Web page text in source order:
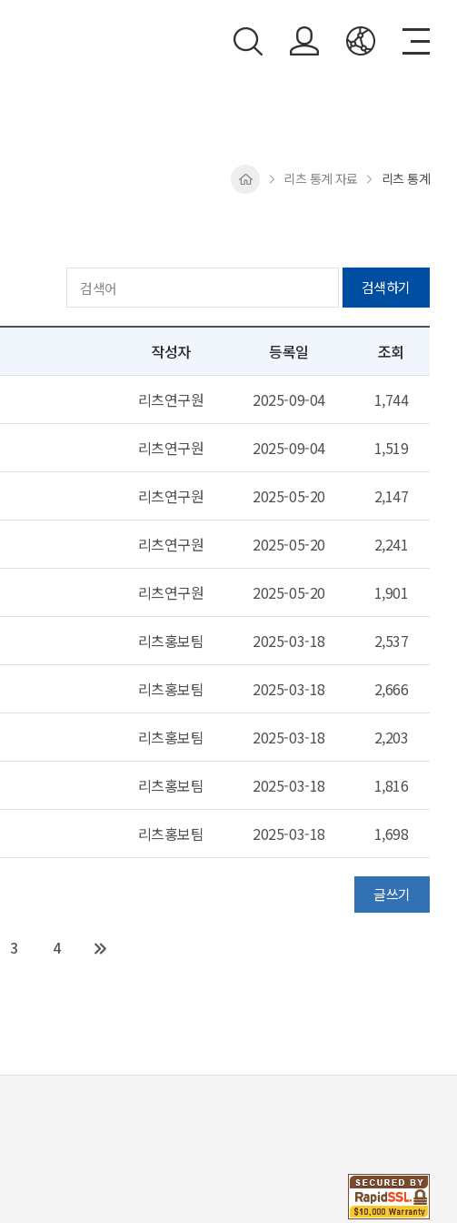
리츠 통계 자료 리츠 통계
검색하기
작성자 등록일 조회
리츠연구원 2025-09-04 1,744
리츠연구원 2025-09-04 1,519
리츠연구원 2025-05-20 2,147
리츠연구원 2025-05-20 2,241
리츠연구원 2025-05-20 1,901
리츠홍보팀 2025-03-18 2,537
리츠홍보팀 2025-03-18 2,666
리츠홍보팀 2025-03-18 2,203
리츠홍보팀 2025-03-18 1,816
리츠홍보팀 2025-03-18 1,698
글쓰기
3 4